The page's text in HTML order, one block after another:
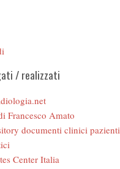
/ realizzati
Francesco Amato
documenti clinici pazienti
Center Italia